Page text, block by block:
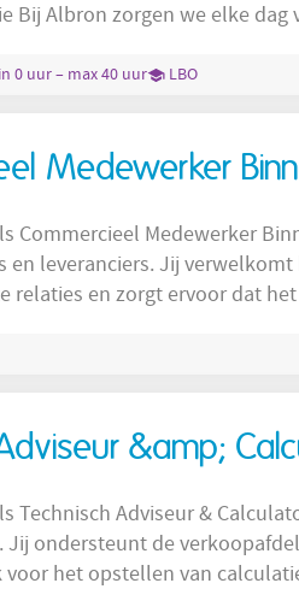
Regiobeheerder die
0 uur – max 40 uur LBO
Medewerker
en leveranciers. Jij
relaties en zorgt ervoor dat
het verwerken en
&amp;
Jij ondersteunt de
het opstellen van